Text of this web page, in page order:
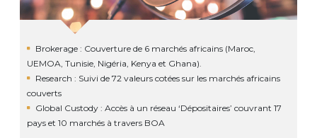
Brokerage : Couverture de 6 marchés africains (Maroc,
UEMOA, Tunisie, Nigéria, Kenya et Ghana).
Research : Suivi de 72 valeurs cotées sur les marchés africains
couverts
Global Custody : Accès à un réseau ‘Dépositaires’ couvrant 17
pays et 10 marchés à travers BOA